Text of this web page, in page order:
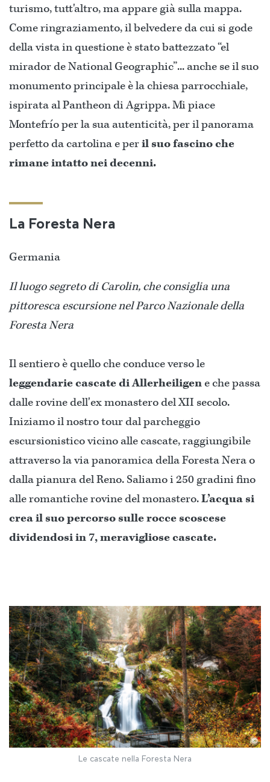
turismo, tutt'altro, ma appare già sulla mappa.
Come ringraziamento, il belvedere da cui si gode
della vista in questione è stato battezzato “el
mirador de National Geographic”... anche se il suo
monumento principale è la chiesa parrocchiale,
ispirata al Pantheon di Agrippa. Mi piace
Montefrío per la sua autenticità, per il panorama
perfetto da cartolina e peril suo fascino che
rimane intatto nei decenni.
La Foresta Nera
Germania
Il luogo segreto di Carolin, che consiglia una
pittoresca escursione nel Parco Nazionale della
Foresta Nera
Il sentiero è quello che conduce verso le
leggendarie cascate di Allerheiligene che passa
dalle rovine dell'ex monastero del XII secolo.
Iniziamo il nostro tour dal parcheggio
escursionistico vicino alle cascate, raggiungibile
attraverso la via panoramica della Foresta Nera o
dalla pianura del Reno. Saliamo i 250 gradini fino
alle romantiche rovine del monastero.L’acqua si
crea il suo percorso sulle rocce scoscese
dividendosi in 7, meravigliose cascate.
©
Le cascate nella Foresta Nera